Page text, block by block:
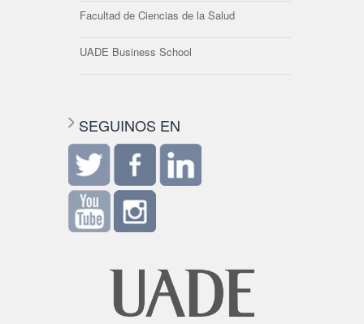
Facultad de Ciencias de la Salud
UADE Business School
SEGUINOS EN